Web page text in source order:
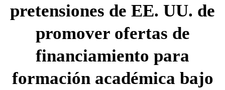
pretensiones de EE. UU. de
promover ofertas de
financiamiento para
formación académica bajo